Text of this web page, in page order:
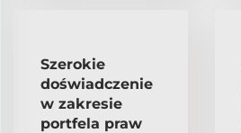
Szerokie
doświadczenie
w zakresie
portfela praw